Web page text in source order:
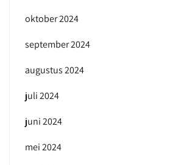
oktober 2024
september 2024
augustus 2024
juli 2024
juni 2024
mei 2024